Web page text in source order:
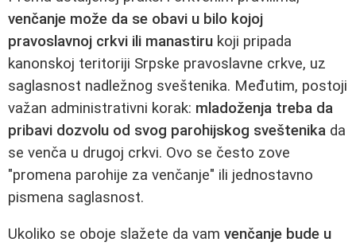
venčanje može da se obavi u bilo kojoj
pravoslavnoj crkvi ili manastiru koji pripada
kanonskoj teritoriji Srpske pravoslavne crkve, uz
saglasnost nadležnog sveštenika. Međutim, postoji
važan administrativni korak: mladoženja treba da
pribavi dozvolu od svog parohijskog sveštenika da
se venča u drugoj crkvi. Ovo se često zove
"promena parohije za venčanje" ili jednostavno
pismena saglasnost.
Ukoliko se oboje slažete da vam venčanje bude u